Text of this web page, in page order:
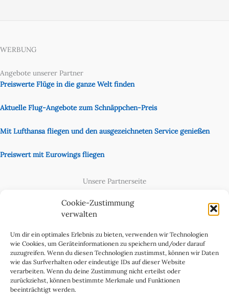
Cookie-Zustimmung
verwalten
Um dir ein optimales Erlebnis zu bieten, verwenden wir Technologien
wie Cookies, um Geräteinformationen zu speichern und/oder darauf
zuzugreifen. Wenn du diesen Technologien zustimmst, können wir Daten
wie das Surfverhalten oder eindeutige IDs auf dieser Website
verarbeiten. Wenn du deine Zustimmung nicht erteilst oder
zurückziehst, können bestimmte Merkmale und Funktionen
beeinträchtigt werden.
WERBUNG
Angebote unserer Partner
Preiswerte Flüge in die ganze Welt finden
Aktuelle Flug-Angebote zum Schnäppchen-Preis
Mit Lufthansa fliegen und den ausgezeichneten Service genießen
Preiswert mit Eurowings fliegen
Unsere Partnerseite